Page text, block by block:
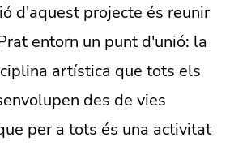
d'aquest projecte és reunir
entorn un punt d'unió: la
artística que tots els
des de vies
per a tots és una activitat